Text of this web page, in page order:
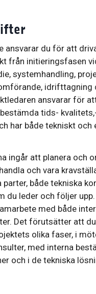
ansvarar du för att
från initieringsfasen
systemhandling,
idrifttagning
ansvarar för
tids-
har både tekniskt och
ingår att planera och
och vara
både tekniska
du leder och följer
med både
Det förutsätter att
olika faser, i
med interna
och i de tekniska